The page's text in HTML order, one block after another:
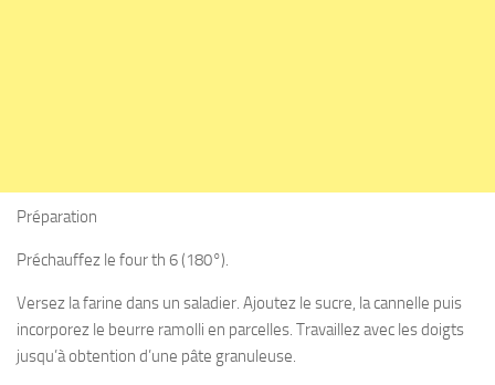
Préparation
Préchauffez le four th 6 (180°).
Versez la farine dans un saladier. Ajoutez le sucre, la cannelle puis
incorporez le beurre ramolli en parcelles. Travaillez avec les doigts
jusqu’à obtention d’une pâte granuleuse.